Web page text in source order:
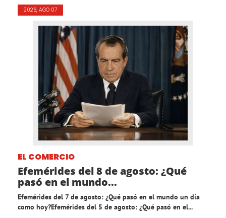
2026, AGO 07
EL COMERCIO
Efemérides del 8 de agosto: ¿Qué
pasó en el mundo...
Efemérides del 7 de agosto: ¿Qué pasó en el mundo un día
como hoy?Efemérides del 5 de agosto: ¿Qué pasó en el...